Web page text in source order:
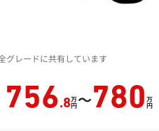
グレードに共有しています
756.8万
円～780 万
円